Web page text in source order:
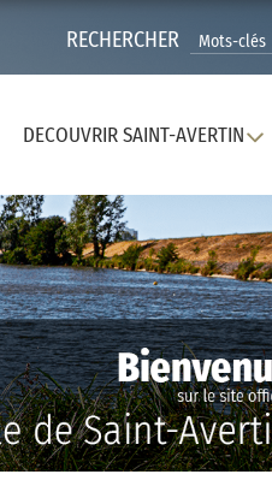
RECHERCHER
DECOUVRIR SAINT-AVERTIN